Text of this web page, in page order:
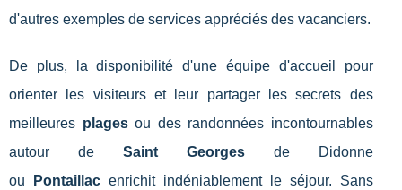
d'autres exemples de services appréciés des vacanciers.
De plus, la disponibilité d'une équipe d'accueil pour
orienter les visiteurs et leur partager les secrets des
meilleures plagesou des randonnées incontournables
autour de Saint Georgesde Didonne
ou
Pontaillacenrichit indéniablement le séjour. Sans